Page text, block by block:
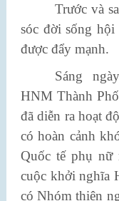
Trước và
sóc đời sống
được đẩy mạnh.
Sáng
HNM Thành
đã diễn ra hoạt
có hoàn cảnh
Quốc tế phụ nữ
cuộc khởi nghĩa
có Nhóm thiện